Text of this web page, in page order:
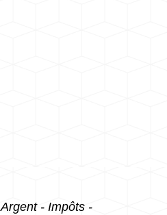
Argent - Impôts -